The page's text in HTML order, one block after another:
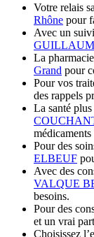
Votre relais
Rhône pour
Avec un
La
Grand pour
Pour vos
des rappels
La santé
Pour des
ELBEUF
Avec des
VALQUE
besoins.
Pour des
et un vrai
Choisissez